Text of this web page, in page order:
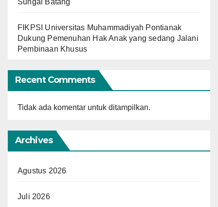
FIKPSI Universitas Muhammadiyah Pontianak
Dukung Pemenuhan Hak Anak yang sedang Jalani
Pembinaan Khusus
Recent Comments
Tidak ada komentar untuk ditampilkan.
Archives
Agustus 2026
Juli 2026